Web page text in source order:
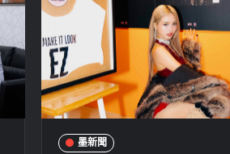
墨新聞